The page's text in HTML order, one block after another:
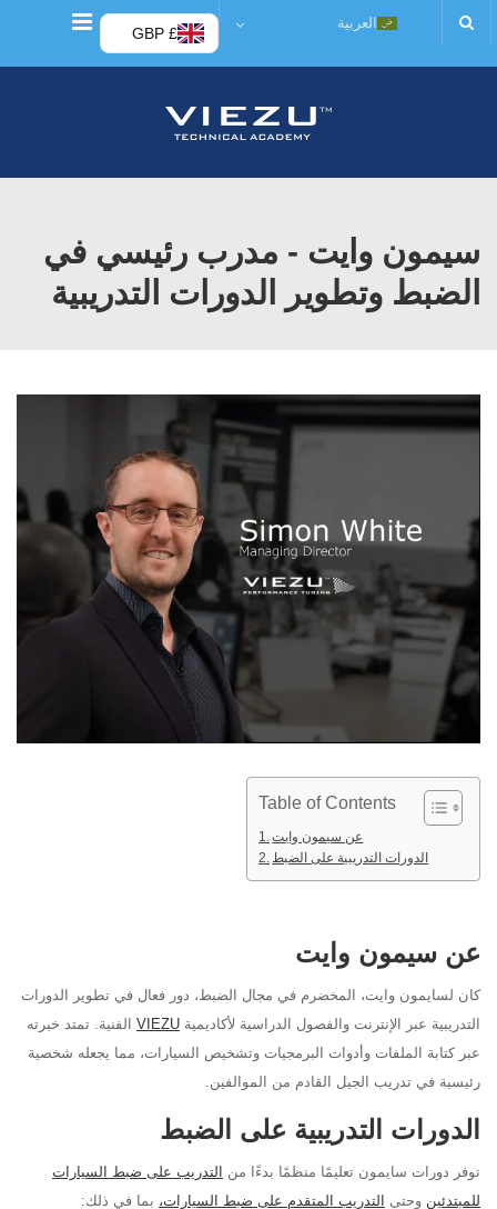
قائمة £ GBP
العربية
سيمون وايت - مدرب رئيسي في
الضبط وتطوير الدورات التدريبية
Table of Contents
عن سيمون وايت
الدورات التدريبية على الضبط
عن سيمون وايت
كان لسايمون وايت، المخضرم في مجال الضبط، دور فعال في تطوير الدورات
التدريبية عبر الإنترنت والفصول الدراسية لأكاديمية VIEZU الفنية. تمتد خبرته
عبر كتابة الملفات وأدوات البرمجيات وتشخيص السيارات، مما يجعله شخصية
رئيسية في تدريب الجيل القادم من الموالفين.
الدورات التدريبية على الضبط
توفر دورات سايمون تعليمًا منظمًا بدءًا من التدريب على ضبط السيارات
للمبتدئين وحتى التدريب المتقدم على ضبط السيارات، بما في ذلك: